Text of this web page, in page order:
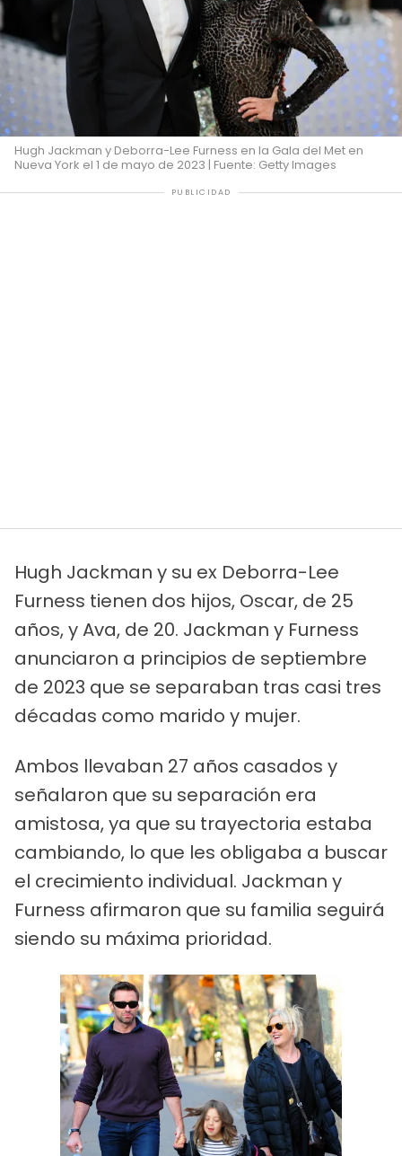
Hugh Jackman y Deborra-Lee Furness en la Gala del Met en
Nueva York el 1 de mayo de 2023 | Fuente: Getty Images
PUBLICIDAD
Hugh Jackman y su ex Deborra-Lee
Furness tienen dos hijos, Oscar, de 25
años, y Ava, de 20. Jackman y Furness
anunciaron a principios de septiembre
de 2023 que se separaban tras casi tres
décadas como marido y mujer.
Ambos llevaban 27 años casados y
señalaron que su separación era
amistosa, ya que su trayectoria estaba
cambiando, lo que les obligaba a buscar
el crecimiento individual. Jackman y
Furness afirmaron que su familia seguirá
siendo su máxima prioridad.